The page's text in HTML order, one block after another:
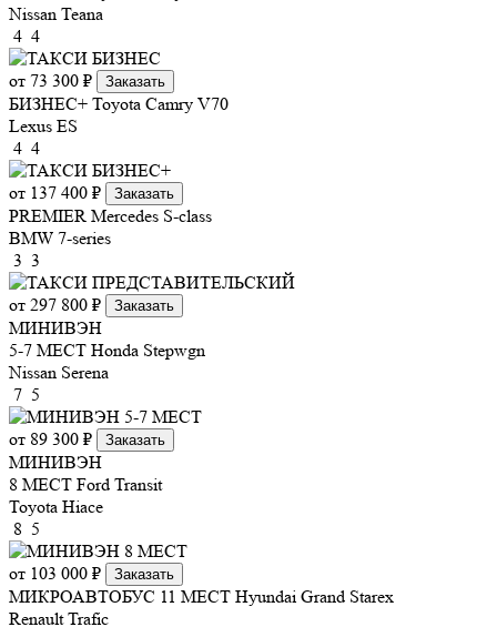
Nissan Teana
4 4
от 73 300 ₽ Заказать
БИЗНЕС+ Toyota Camry V70
Lexus ES
4 4
от 137 400 ₽ Заказать
PREMIER Mercedes S-class
BMW 7-series
3 3
от 297 800 ₽ Заказать
МИНИВЭН
5-7 МЕСТ Honda Stepwgn
Nissan Serena
7 5
от 89 300 ₽ Заказать
МИНИВЭН
8 МЕСТ Ford Transit
Toyota Hiace
8 5
от 103 000 ₽ Заказать
МИКРОАВТОБУС 11 МЕСТ Hyundai Grand Starex
Renault Trafic